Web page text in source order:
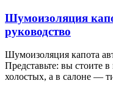
Шумоизоляция
руководство
Шумоизоляция капота
Представьте: вы стоите
холостых, а в салоне —